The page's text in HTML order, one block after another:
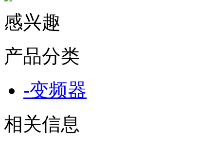
感兴趣
产品分类
-变频器
相关信息